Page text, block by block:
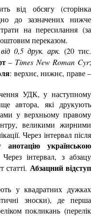
від обсягу (сторінка
до зазначених нижче
на пересилання (за
переказом.
від 0,5 друк. арк. (20 тис.
– Times New Roman Cyr;
: верхнє, нижнє, праве –
УДК, у наступному
автора, які друкують
у верхньому правому
великими жирними
Через інтервал після
анотацію українською
інтервал, з абзацу
Абзацний відступ
у квадратних дужках
зноски), де перша
покликань (перелік